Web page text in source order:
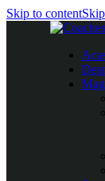
Skip to content